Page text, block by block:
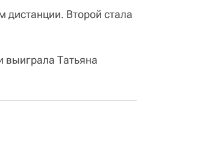
дистанции. Второй стала
выиграла Татьяна